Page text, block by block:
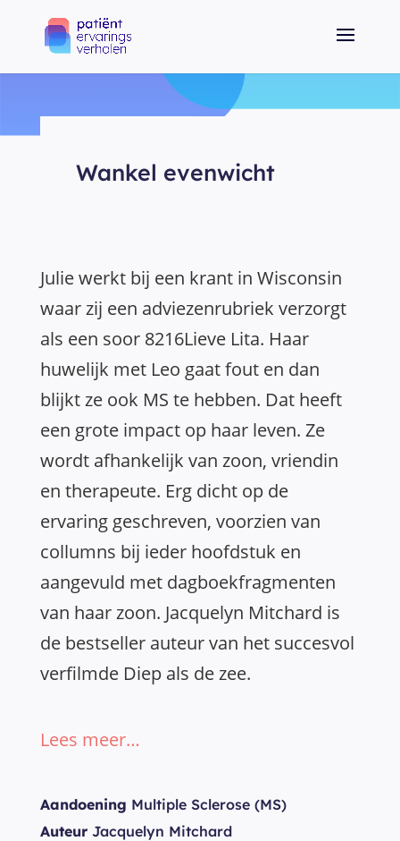
Wankel evenwicht
Julie werkt bij een krant in Wisconsin
waar zij een adviezenrubriek verzorgt
als een soor 8216Lieve Lita. Haar
huwelijk met Leo gaat fout en dan
blijkt ze ook MS te hebben. Dat heeft
een grote impact op haar leven. Ze
wordt afhankelijk van zoon, vriendin
en therapeute. Erg dicht op de
ervaring geschreven, voorzien van
collumns bij ieder hoofdstuk en
aangevuld met dagboekfragmenten
van haar zoon. Jacquelyn Mitchard is
de bestseller auteur van het succesvol
verfilmde Diep als de zee.
Lees meer…
Aandoening Multiple Sclerose (MS)
Auteur Jacquelyn Mitchard